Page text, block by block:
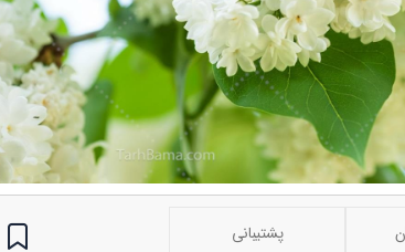
پشتیبانی